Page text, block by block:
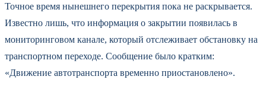
Точное время нынешнего перекрытия пока не раскрывается.
Известно лишь, что информация о закрытии появилась в
мониторинговом канале, который отслеживает обстановку на
транспортном переходе. Сообщение было кратким:
«Движение автотранспорта временно приостановлено».